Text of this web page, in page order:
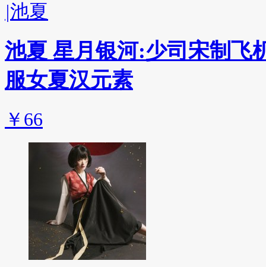
|池夏
池夏 星月银河:少司宋制飞
服女夏汉元素
￥66